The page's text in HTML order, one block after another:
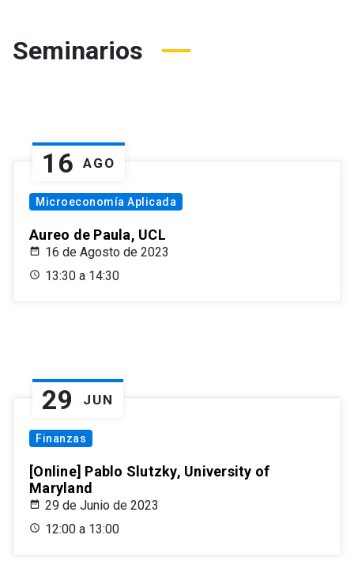
Seminarios
16 AGO
Microeconomía Aplicada
Aureo de Paula, UCL
16 de Agosto de 2023
13:30 a 14:30
29 JUN
Finanzas
[Online] Pablo Slutzky, University of
Maryland
29 de Junio de 2023
12:00 a 13:00